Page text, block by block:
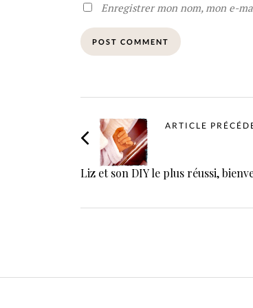
Enregistrer mon nom, mon e-
ARTICLE
Liz et son DIY le plus réussi,